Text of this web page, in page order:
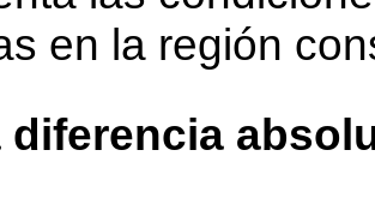
en la región
diferencia